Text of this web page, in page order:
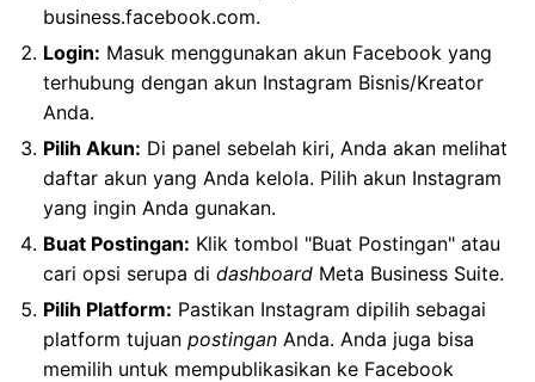
business.facebook.com.
Login: Masuk menggunakan akun Facebook yang
terhubung dengan akun Instagram Bisnis/Kreator
Anda.
Pilih Akun: Di panel sebelah kiri, Anda akan melihat
daftar akun yang Anda kelola. Pilih akun Instagram
yang ingin Anda gunakan.
Buat Postingan: Klik tombol "Buat Postingan" atau
cari opsi serupa di dashboard Meta Business Suite.
Pilih Platform: Pastikan Instagram dipilih sebagai
platform tujuan postingan Anda. Anda juga bisa
memilih untuk mempublikasikan ke Facebook